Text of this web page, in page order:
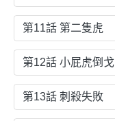
第11話 第二隻虎
第12話 小屁虎倒戈
第13話 刺殺失敗